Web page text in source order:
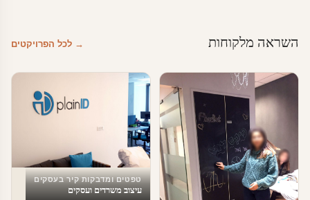
השראה מלקוחות → לכל הפרויקטים
טפטים ומדבקות קיר בעסקים
עיצוב משרדים ועסקים